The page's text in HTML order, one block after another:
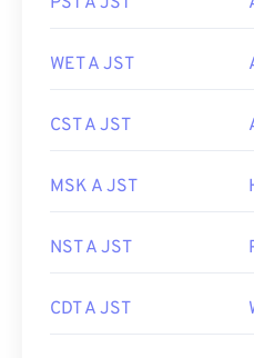
WET A JST
CST A JST
MSK A JST
NST A JST
CDT A JST